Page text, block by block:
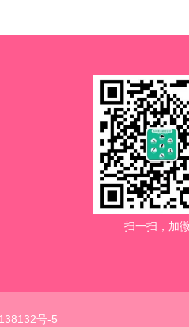
扫一扫，加
号-5